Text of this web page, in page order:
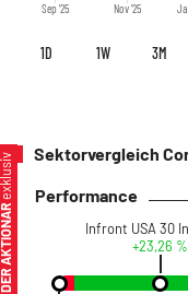
Sep '25 Nov '25
1D 1W 3M
Sektorvergleich
Performance
Infront USA 30
+23,26 %